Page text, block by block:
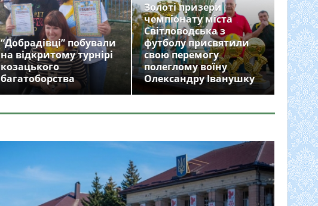
“Добрадівці” побували
на відкритому турнірі
козацького
багатоборства
Золоті призери
чемпіонату міста
Світловодська з
футболу присвятили
свою перемогу
полеглому воїну
Олександру Іванушку